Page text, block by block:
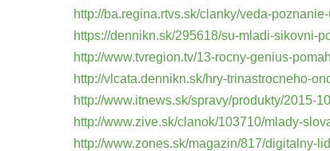
http://ba.regina.rtvs.sk/clanky/veda-
https://dennikn.sk/295618/su-mladi-sikovni-
http://www.tvregion.tv/13-rocny-genius-
http://vlcata.dennikn.sk/hry-trinastrocneho-
http://www.itnews.sk/spravy/produkty/2015-
http://www.zive.sk/clanok/103710/mlady-
http://www.zones.sk/magazin/817/digitalny-